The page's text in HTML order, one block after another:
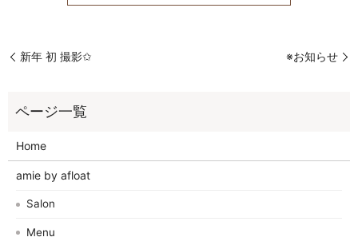
新年 初 撮影✩ ※お知らせ
Home
amie by afloat
Salon
Menu